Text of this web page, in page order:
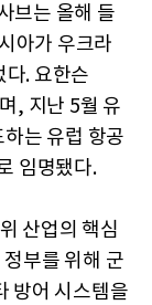
브는 올해 들
아가 우크라
다. 요한슨
, 지난 5월 유
는 유럽 항공
임명됐다.
산업의 핵심
부를 위해 군
방어 시스템을